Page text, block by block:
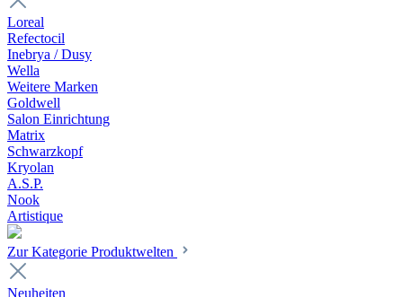
Loreal
Refectocil
Inebrya / Dusy
Wella
Weitere Marken
Goldwell
Salon Einrichtung
Matrix
Schwarzkopf
Kryolan
A.S.P.
Nook
Artistique
Zur Kategorie Produktwelten
Neuheiten